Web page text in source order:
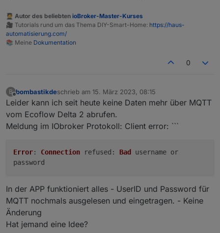
🧑‍🎓 Autor des beliebten ioBroker-Master-Kurses
🎥 Tutorials rund um das Thema DIY-Smart-Home: https://haus-
automatisierung.com/
📚 Meine Dokumentation
0
B
Offline
bombastikdeschrieb am 15. März 2023, 08:15
zuletzt editiert von
Leider kann ich seit heute keine Daten mehr über MQTT
vom Ecoflow Delta 2 abrufen.
Meldung im IObroker Protokoll: Client error: ```
Error: Connection refused : Bad
username or
password
In der APP funktioniert alles - UserID und Password für
MQTT nochmals ausgelesen und eingetragen. - Keine
Änderung
Hat jemand eine Idee?